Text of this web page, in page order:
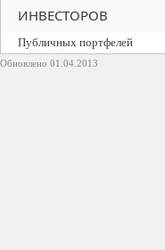
Обновлено 01.04.2013
ИНВЕСТОРОВ
Публичных портфелей